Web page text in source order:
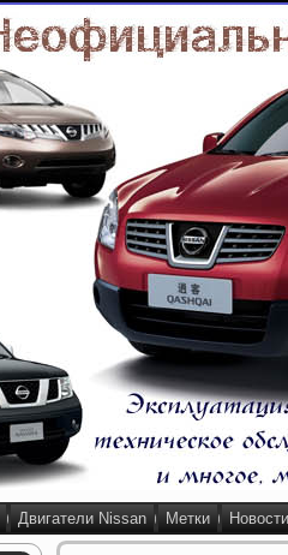
Двигатели Nissan Метки Новости